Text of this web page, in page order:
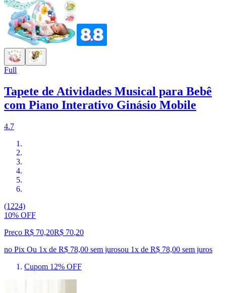
Full
Tapete de Atividades Musical para Bebê
com Piano Interativo Ginásio Mobile
4.7
(1224)
10% OFF
Preço R$ 70,20R$ 70,20
no Pix Ou 1x de R$ 78,00 sem jurosou 1x de R$ 78,00 sem juros
Cupom 12% OFF